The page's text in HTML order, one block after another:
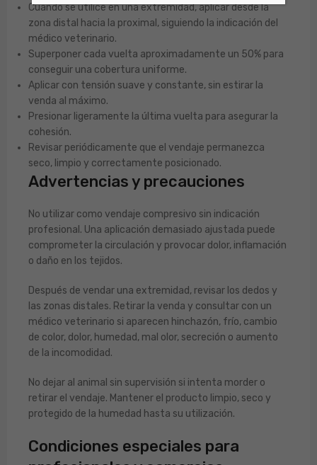
Cuando se utilice en una extremidad, aplicar desde la
zona distal hacia la proximal, siguiendo la indicación del
médico veterinario.
Superponer cada vuelta aproximadamente un 50% para
conseguir una cobertura uniforme.
Aplicar con tensión suave y constante, sin estirar la
venda al máximo.
Presionar ligeramente la última vuelta para asegurar la
cohesión.
Revisar periódicamente que el vendaje permanezca
seco, limpio y correctamente posicionado.
Advertencias y precauciones
No utilizar como vendaje compresivo sin indicación
profesional. Una aplicación demasiado ajustada puede
comprometer la circulación y provocar dolor, inflamación
o daño en los tejidos.
Después de vendar una extremidad, revisar los dedos y
las zonas distales. Retirar la venda y consultar con un
médico veterinario si aparecen hinchazón, frío, cambio
de color, dolor, humedad, mal olor, secreción o aumento
de la incomodidad.
No dejar al animal sin supervisión si intenta morder o
retirar el vendaje. Mantener el producto limpio, seco y
protegido de la humedad hasta su utilización.
Condiciones especiales para